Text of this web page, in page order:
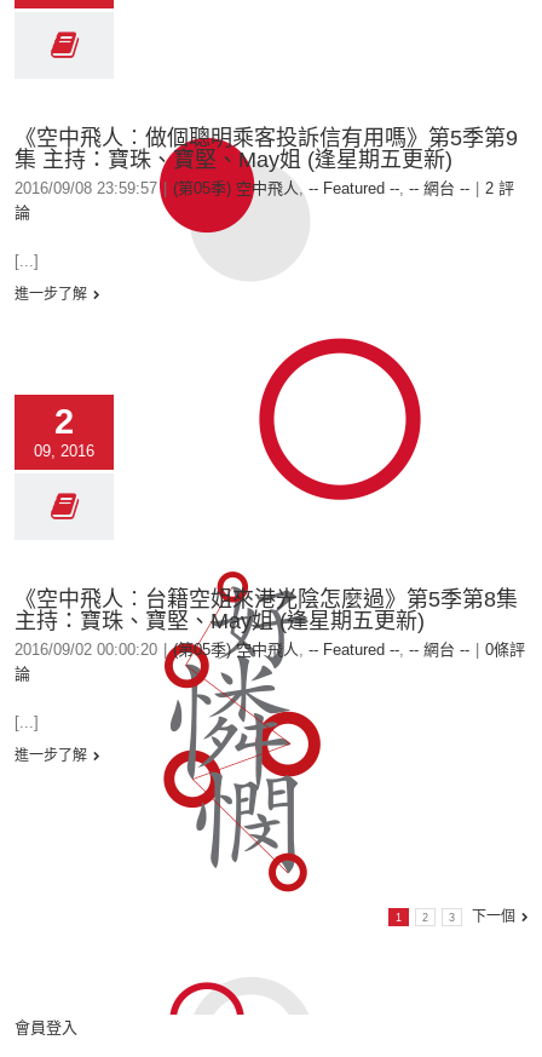
《空中飛人︰做個聰明乘客投訴信有用嗎》第5季第9
集 主持：寶珠、寶堅、May姐 (逢星期五更新)
2016/09/08 23:59:57 (第05季) 空中飛人, -- Featured --, -- 網台 --
2 評
論
[...]
進一步了解
2
09, 2016
《空中飛人︰台籍空姐來港光陰怎麼過》第5季第8集
主持：寶珠、寶堅、May姐 (逢星期五更新)
2016/09/02 00:00:20 (第05季) 空中飛人, -- Featured --, -- 網台 --
0條評
論
[...]
進一步了解
1 2 3 下一個
會員登入